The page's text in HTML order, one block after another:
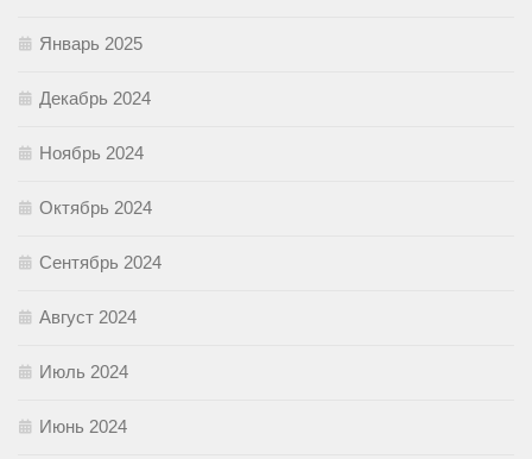
Январь 2025
Декабрь 2024
Ноябрь 2024
Октябрь 2024
Сентябрь 2024
Август 2024
Июль 2024
Июнь 2024